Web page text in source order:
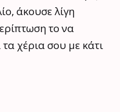
άκουσε λίγη
το να
χέρια σου με κάτι